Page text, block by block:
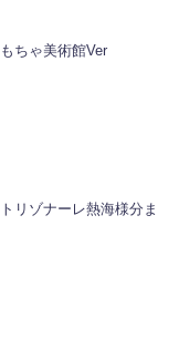
ちゃ美術館Ver
リゾナーレ熱海様分ま